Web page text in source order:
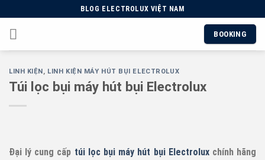
to
content
BLOG ELECTROLUX VIỆT NAM
BOOKING
LINH KIỆN, LINH KIỆN MÁY HÚT BỤI ELECTROLUX
Túi lọc bụi máy hút bụi Electrolux
Đại lý cung cấp túi lọc bụi máy hút bụi Electroluxchính hãng